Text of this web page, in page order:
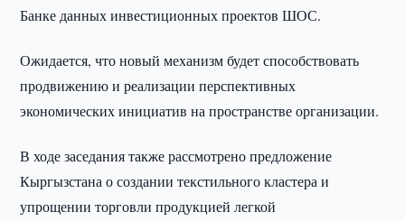
Банке данных инвестиционных проектов ШОС.
Ожидается, что новый механизм будет способствовать
продвижению и реализации перспективных
экономических инициатив на пространстве организации.
В ходе заседания также рассмотрено предложение
Кыргызстана о создании текстильного кластера и
упрощении торговли продукцией легкой